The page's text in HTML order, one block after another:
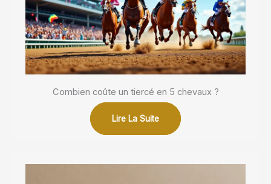
Combien coûte un tiercé en 5 chevaux ?
Lire La Suite